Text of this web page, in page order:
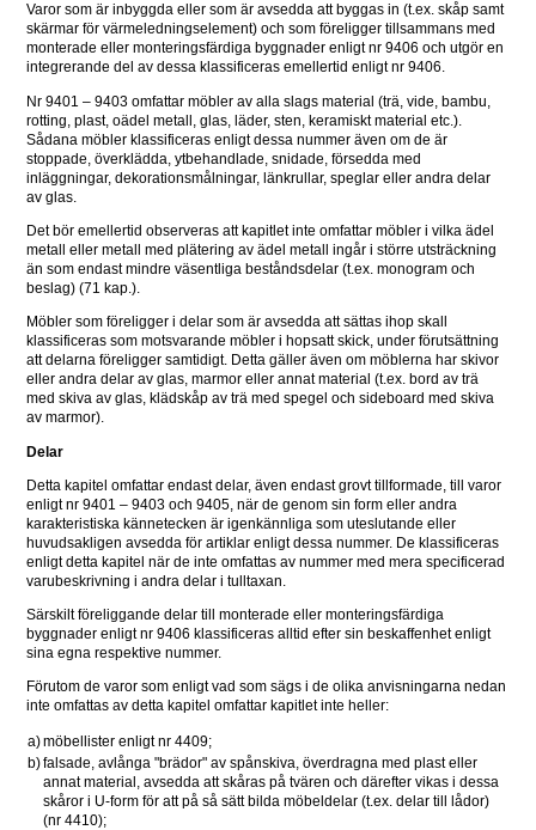
Varor som är inbyggda eller som är avsedda att byggas in (t.ex. skåp samt
skärmar för värmeledningselement) och som föreligger tillsammans med
monterade eller monteringsfärdiga byggnader enligt nr 9406 och utgör en
integrerande del av dessa klassificeras emellertid enligt nr 9406.
Nr 9401 – 9403 omfattar möbler av alla slags material (trä, vide, bambu,
rotting, plast, oädel metall, glas, läder, sten, keramiskt material etc.).
Sådana möbler klassificeras enligt dessa nummer även om de är
stoppade, överklädda, ytbehandlade, snidade, försedda med
inläggningar, dekorationsmålningar, länkrullar, speglar eller andra delar
av glas.
Det bör emellertid observeras att kapitlet inte omfattar möbler i vilka ädel
metall eller metall med plätering av ädel metall ingår i större utsträckning
än som endast mindre väsentliga beståndsdelar (t.ex. monogram och
beslag) (71 kap.).
Möbler som föreligger i delar som är avsedda att sättas ihop skall
klassificeras som motsvarande möbler i hopsatt skick, under förutsättning
att delarna föreligger samtidigt. Detta gäller även om möblerna har skivor
eller andra delar av glas, marmor eller annat material (t.ex. bord av trä
med skiva av glas, klädskåp av trä med spegel och sideboard med skiva
av marmor).
Delar
Detta kapitel omfattar endast delar, även endast grovt tillformade, till varor
enligt nr 9401 – 9403 och 9405, när de genom sin form eller andra
karakteristiska kännetecken är igenkännliga som uteslutande eller
huvudsakligen avsedda för artiklar enligt dessa nummer. De klassificeras
enligt detta kapitel när de inte omfattas av nummer med mera specificerad
varubeskrivning i andra delar i tulltaxan.
Särskilt föreliggande delar till monterade eller monteringsfärdiga
byggnader enligt nr 9406 klassificeras alltid efter sin beskaffenhet enligt
sina egna respektive nummer.
Förutom de varor som enligt vad som sägs i de olika anvisningarna nedan
inte omfattas av detta kapitel omfattar kapitlet inte heller:
a)möbellister enligt nr 4409;
b)falsade, avlånga "brädor" av spånskiva, överdragna med plast eller
annat material, avsedda att skåras på tvären och därefter vikas i dessa
skåror i U-form för att på så sätt bilda möbeldelar (t.ex. delar till lådor)
(nr 4410);